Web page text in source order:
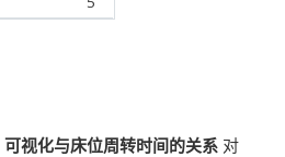
可视化与床位周转时间的关系 对